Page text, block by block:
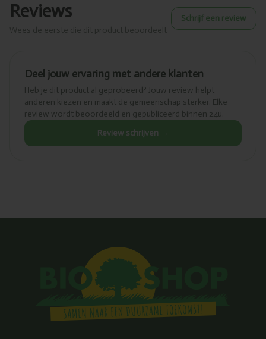
Reviews Schrijf een review
Deel jouw ervaring met andere klanten
Heb je dit product al geprobeerd? Jouw review helpt
anderen kiezen en maakt de gemeenschap sterker. Elke
review wordt beoordeeld en gepubliceerd binnen 24u.
Review schrijven →